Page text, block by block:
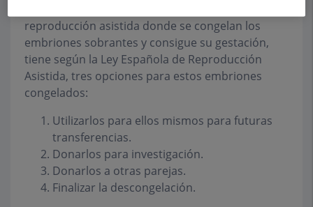
reproducción asistida donde se congelan los
embriones sobrantes y consigue su gestación,
tiene según la Ley Española de Reproducción
Asistida, tres opciones para estos embriones
congelados:
Utilizarlos para ellos mismos para futuras
transferencias.
Donarlos para investigación.
Donarlos a otras parejas.
Finalizar la descongelación.